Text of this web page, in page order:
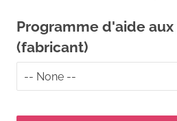
Programme d'aide
(fabricant)